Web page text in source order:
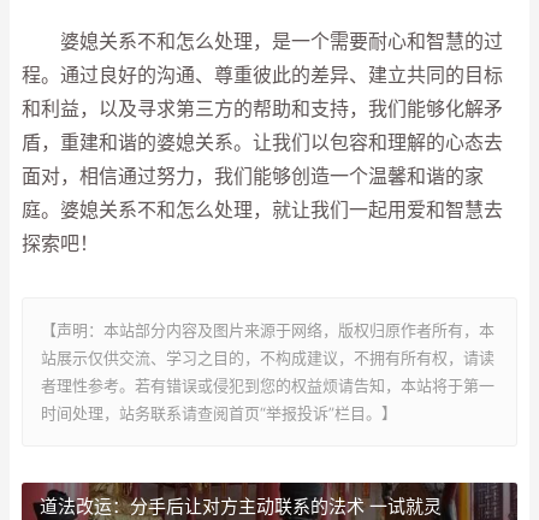
婆媳关系不和怎么处理，是一个需要耐心和智慧的过
程。通过良好的沟通、尊重彼此的差异、建立共同的目标
和利益，以及寻求第三方的帮助和支持，我们能够化解矛
盾，重建和谐的婆媳关系。让我们以包容和理解的心态去
面对，相信通过努力，我们能够创造一个温馨和谐的家
庭。婆媳关系不和怎么处理，就让我们一起用爱和智慧去
探索吧！
【声明：本站部分内容及图片来源于网络，版权归原作者所有，本
站展示仅供交流、学习之目的，不构成建议，不拥有所有权，请读
者理性参考。若有错误或侵犯到您的权益烦请告知，本站将于第一
时间处理，站务联系请查阅首页“举报投诉”栏目。】
道法改运：分手后让对方主动联系的法术 一试就灵